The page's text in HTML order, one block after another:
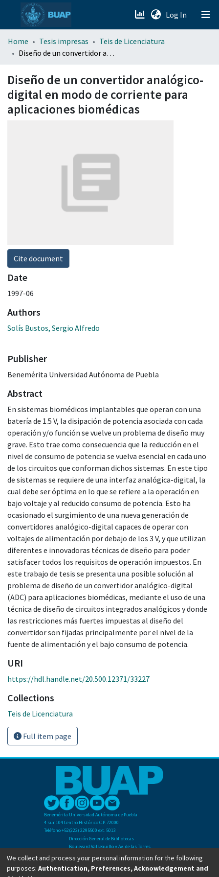
Log In (current)
menu.section.about_menu
Home Tesis impresas
Teis de Licenciatura
Diseño de un convertidor analógico-digital en modo de corriente para aplicaciones biomédicas
Diseño de un convertidor analógico-
digital en modo de corriente para
aplicaciones biomédicas
Cite document
Date
1997-06
Authors
Solís Bustos, Sergio Alfredo
Publisher
Benemérita Universidad Autónoma de Puebla
Abstract
En sistemas biomédicos implantables que operan con una
batería de 1.5 V, la disipación de potencia asociada con cada
operación y/o función se vuelve un problema de diseño muy
grave. Esto trae como consecuencia que la reducción en el
nivel de consumo de potencia se vuelva esencial en cada uno
de los circuitos que conforman dichos sistemas. En este tipo
de sistemas se requiere de una interfaz analógica-digital, la
cual debe ser óptima en lo que se refiere a la operación en
bajo voltaje y al reducido consumo de potencia. Esto ha
ocasionado el surgimiento de una nueva generación de
convertidores analógico-digital capaces de operar con
voltajes de alimentación por debajo de los 3 V, y que utilizan
diferentes e innovadoras técnicas de diseño para poder
satisfacer todos los requisitos de operación impuestos. En
este trabajo de tesis se presenta una posible solución al
problema de diseño de un convertidor analógico-digital
(ADC) para aplicaciones biomédicas, mediante el uso de una
técnica de diseño de circuitos integrados analógicos y donde
las restricciones más fuertes impuestas al diseño del
convertidor son fijadas principalmente por el nivel de la
fuente de alimentación y el bajo consumo de potencia.
URI
https://hdl.handle.net/20.500.12371/33227
Collections
Teis de Licenciatura
Full item page
Benemérita Universidad Autónoma de Puebla
4 sur 104 Centro Histórico C.P. 72000
Teléfono +52(222) 2295500 ext. 5013
Dirección General de Bibliotecas
Boulevard Valsequillo y Av. de las Torres
Ciudad Universitaria. Col. San Manuel
C.P. 72570
Teléfono +52 (222) 2295500 Ext 2901
We collect and process your personal information for the following
purposes: Authentication, Preferences, Acknowledgement and